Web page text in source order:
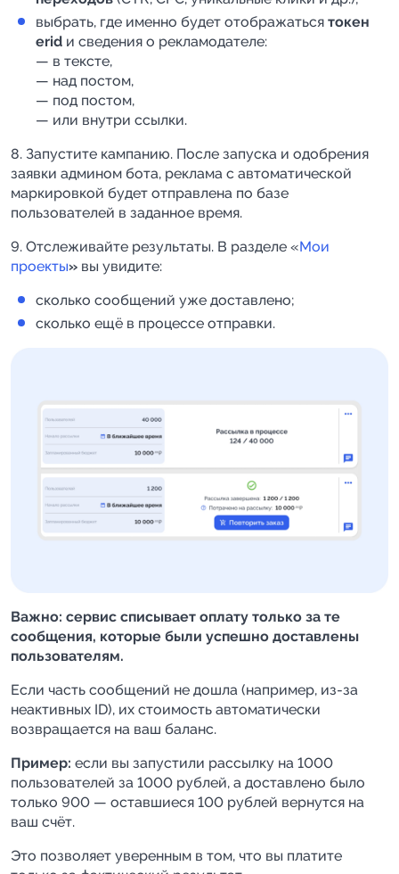
выбрать, где именно будет отображаться токен
erid и сведения о рекламодателе:
— в тексте,
— над постом,
— под постом,
— или внутри ссылки.
8. Запустите кампанию. После запуска и одобрения
заявки админом бота, реклама с автоматической
маркировкой будет отправлена по базе
пользователей в заданное время.
9. Отслеживайте результаты. В разделе «Мои
проекты» вы увидите:
сколько сообщений уже доставлено;
сколько ещё в процессе отправки.
Важно: сервис списывает оплату только за те
сообщения, которые были успешно доставлены
пользователям.
Если часть сообщений не дошла (например, из-за
неактивных ID), их стоимость автоматически
возвращается на ваш баланс.
Пример: если вы запустили рассылку на 1000
пользователей за 1000 рублей, а доставлено было
только 900 — оставшиеся 100 рублей вернутся на
ваш счёт.
Это позволяет уверенным в том, что вы платите